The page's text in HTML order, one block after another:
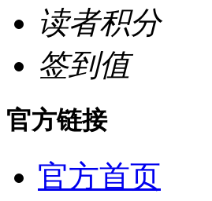
读者积分
签到值
官方链接
官方首页